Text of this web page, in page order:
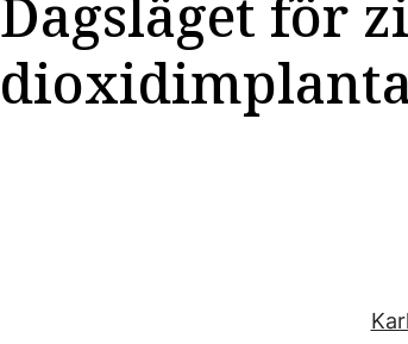
Dagsläget för